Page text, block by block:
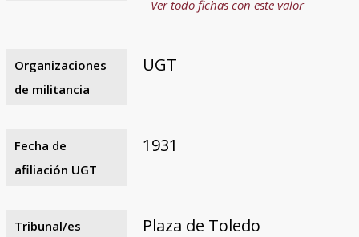
Ver todo fichas con este valor
Organizaciones
de militancia
UGT
Fecha de
afiliación UGT
1931
Tribunal/es
Plaza de Toledo